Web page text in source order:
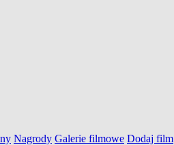
Nagrody Galerie filmowe Dodaj film